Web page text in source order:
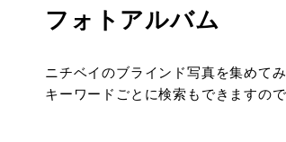
フォトアルバム
ニチベイのブラインド写真を集めてみ
キーワードごとに検索もできますの